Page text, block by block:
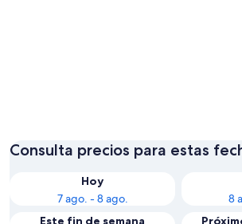
Myrtle Beach
Consulta precios para estas
Hoy
7 ago. - 8 ago.
8
Este fin de semana